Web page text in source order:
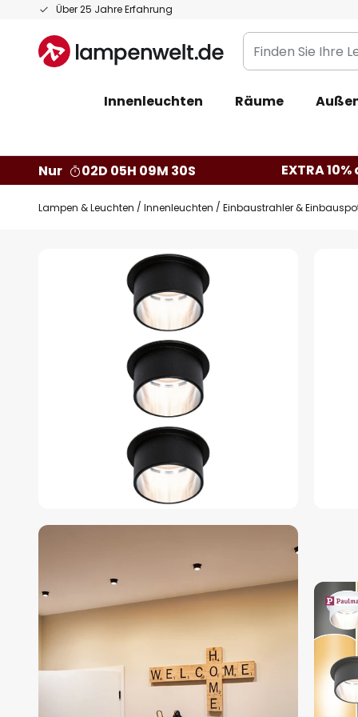
Über 25 Jahre Erfahrung
Zum
springen
Finden
Sie
Leuchte...
Innenleuchten Räume
Nur
02D 05H 09M 29S EXTRA
Lampen & Leuchten Innenleuchten Einbaustrahler &